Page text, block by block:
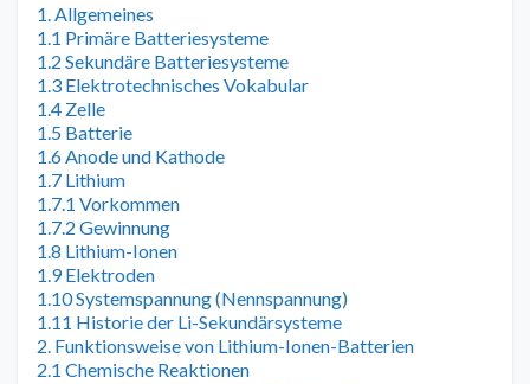
1. Allgemeines
1.1 Primäre Batteriesysteme
1.2 Sekundäre Batteriesysteme
1.3 Elektrotechnisches Vokabular
1.4 Zelle
1.5 Batterie
1.6 Anode und Kathode
1.7 Lithium
1.7.1 Vorkommen
1.7.2 Gewinnung
1.8 Lithium-Ionen
1.9 Elektroden
1.10 Systemspannung (Nennspannung)
1.11 Historie der Li-Sekundärsysteme
2. Funktionsweise von Lithium-Ionen-Batterien
2.1 Chemische Reaktionen